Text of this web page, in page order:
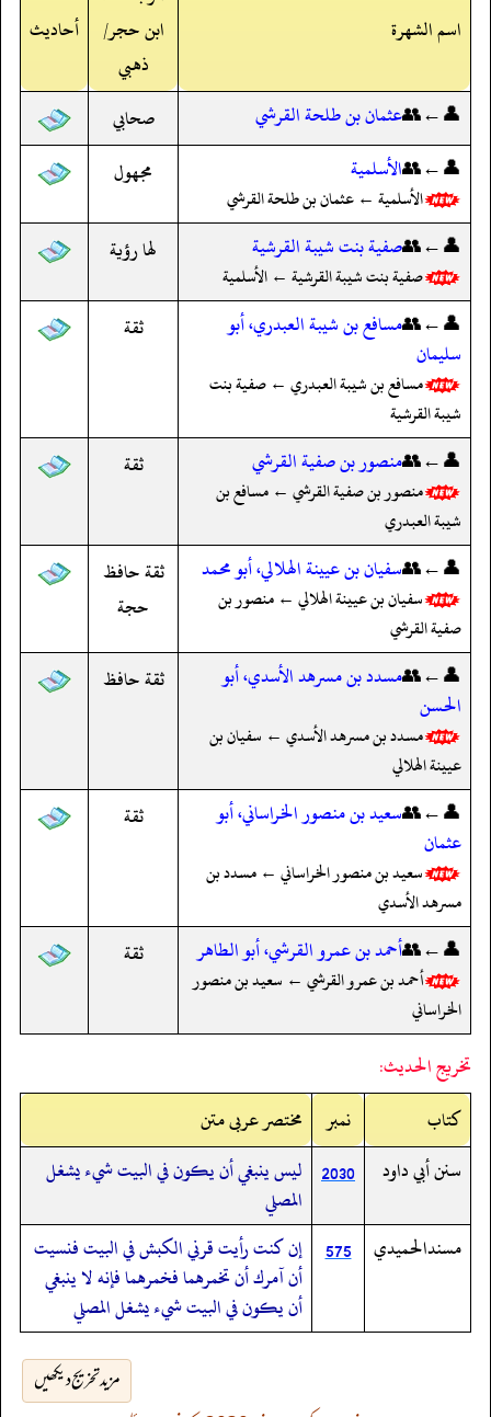
اسم الشهرة
ابن حجر/
ذهبي
أحاديث
👤←👥عثمان بن طلحة القرشي
صحابي
👤←👥الأسلمية
الأسلمية ← عثمان بن طلحة القرشي
مجهول
👤←👥صفية بنت شيبة القرشية
صفية بنت شيبة القرشية ← الأسلمية
لها رؤية
👤←👥مسافع بن شيبة العبدري، أبو
سليمان
مسافع بن شيبة العبدري ← صفية بنت
شيبة القرشية
ثقة
👤←👥منصور بن صفية القرشي
منصور بن صفية القرشي ← مسافع بن
شيبة العبدري
ثقة
👤←👥سفيان بن عيينة الهلالي، أبو محمد
سفيان بن عيينة الهلالي ← منصور بن
صفية القرشي
ثقة حافظ
حجة
👤←👥مسدد بن مسرهد الأسدي، أبو
الحسن
مسدد بن مسرهد الأسدي ← سفيان بن
عيينة الهلالي
ثقة حافظ
👤←👥سعيد بن منصور الخراساني، أبو
عثمان
سعيد بن منصور الخراساني ← مسدد بن
مسرهد الأسدي
ثقة
👤←👥أحمد بن عمرو القرشي، أبو الطاهر
أحمد بن عمرو القرشي ← سعيد بن منصور
الخراساني
ثقة
تخريج الحديث:
کتاب
نمبر
مختصر عربی متن
سنن أبي داود
2030 ليس ينبغي أن يكون في البيت شيء يشغل
المصلي
مسندالحميدي
575
إن كنت رأيت قرني الكبش في البيت فنسيت
أن آمرك أن تخمرهما فخمرهما فإنه لا ينبغي
أن يكون في البيت شيء يشغل المصلي
مزید تخریج دیکھیں